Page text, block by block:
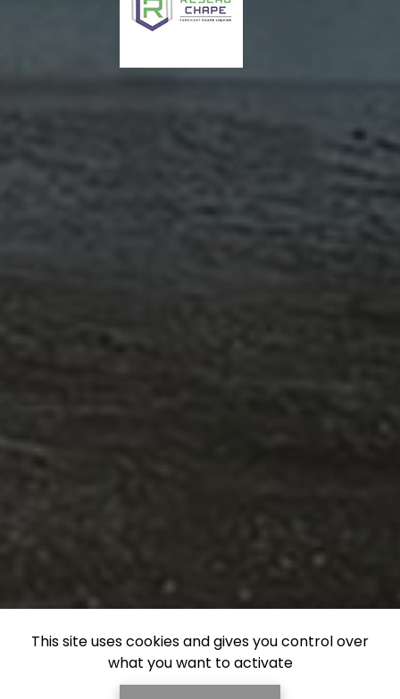
This site uses cookies and gives you control over
what you want to activate